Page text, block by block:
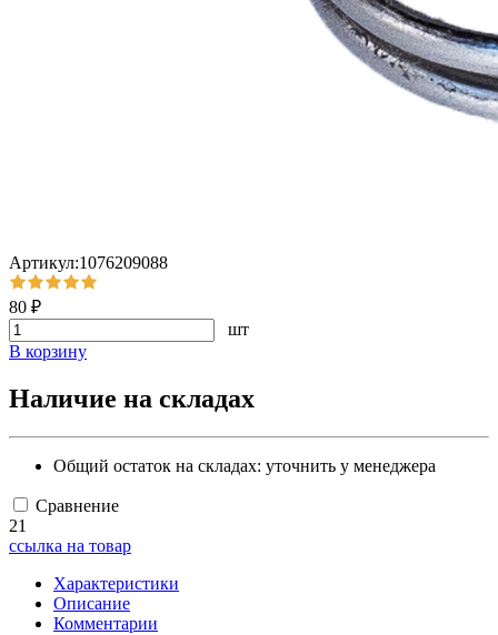
Артикул:1076209088
80 ₽
шт
В корзину
Наличие на складах
Общий остаток на складах: уточнить у менеджера
Сравнение
21
ссылка на товар
Характеристики
Описание
Комментарии